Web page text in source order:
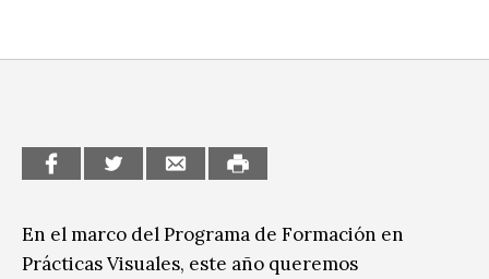
Infantil y Juvenil
Medio Ambiente
En el marco del Programa de Formación en
Prácticas Visuales, este año queremos